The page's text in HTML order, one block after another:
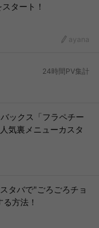
タート！
ayana
24時間PV集計
ックス「フラペチー
気裏メニューカスタ
タバで"ごろごろチョ
方法！